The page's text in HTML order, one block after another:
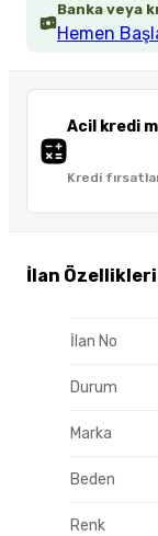
Banka veya
Hemen
Acil kredi
Kredi
İlan Özellikleri
İlan No
Durum
Marka
Beden
Renk